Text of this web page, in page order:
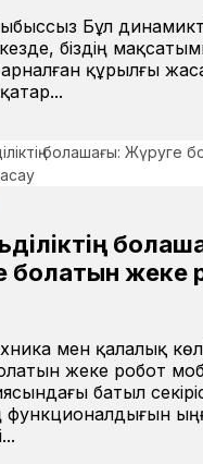
Бұл
біздің
құрылғы
болатын жеке
мен қалалық
жеке робот
батыл
функционалдығын